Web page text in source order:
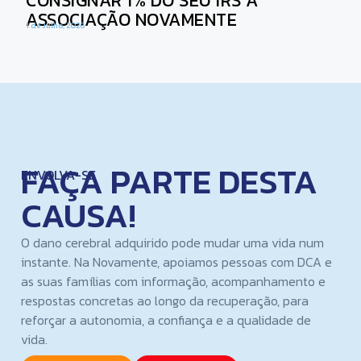
ASSOCIAÇÃO NOVAMENTE
1 de Julho, 2026
ENVOLVA-SE
FAÇA PARTE DESTA
CAUSA!
O dano cerebral adquirido pode mudar uma vida num
instante. Na Novamente, apoiamos pessoas com DCA e
as suas famílias com informação, acompanhamento e
respostas concretas ao longo da recuperação, para
reforçar a autonomia, a confiança e a qualidade de
vida.